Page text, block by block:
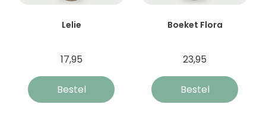
Lelie
17,95
Bestel
Boeket Flora
23,95
Bestel